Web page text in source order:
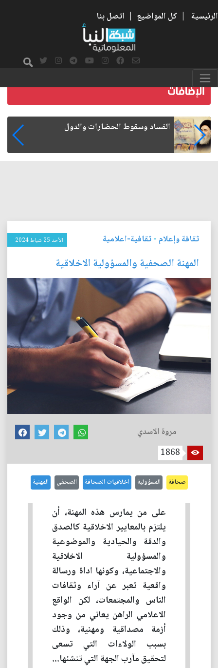
الرئيسية | كل المواضيع | اتصل بنا
رواتب الموظفين على صفيح ساخن
ثقافة وإعلام -ثقافية-اعلامية الأحد 25 شباط 2024
المهنة الصحفية والمسؤولية الاخلاقية
مروة الاسدي
1868
صحافة المسؤولية اخلاقيات الصحافة الصحفي المهنية
على من يمارس هذه المهنة، أن
يلتزم بالمعايير الاخلاقية كالصدق
والدقة والحيادية والموضوعية
والمسؤولية الاخلاقية
والاجتماعية، وكونها اداة ورسالة
واقعية تعبر عن آراء وثقافات
الناس والمجتمعات، لكن الواقع
الاعلامي الراهن يعاني من وجود
أزمة مصداقية ومهنية، وذلك
بسبب الولاءات التي تسعى
لتحقيق مآرب الجهة التي تنشئها...